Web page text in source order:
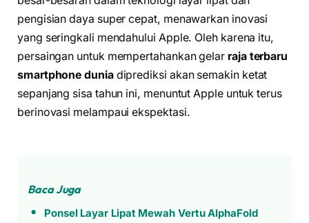
pengisian daya super cepat, menawarkan inovasi
yang seringkali mendahului Apple. Oleh karena itu,
persaingan untuk mempertahankan gelar raja terbaru
smartphone duniadiprediksi akan semakin ketat
sepanjang sisa tahun ini, menuntut Apple untuk terus
berinovasi melampaui ekspektasi.
Baca Juga
Ponsel Layar Lipat Mewah Vertu AlphaFold